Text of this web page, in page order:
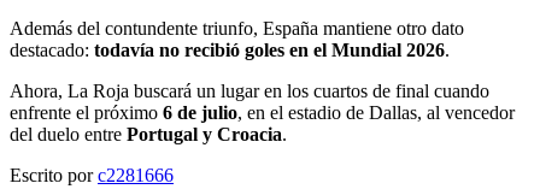
Además del contundente triunfo, España mantiene otro dato
destacado: todavía no recibió goles en el Mundial 2026.
Ahora, La Roja buscará un lugar en los cuartos de final cuando
enfrente el próximo 6 de julio, en el estadio de Dallas, al vencedor
del duelo entre Portugal y Croacia.
Escrito porc2281666